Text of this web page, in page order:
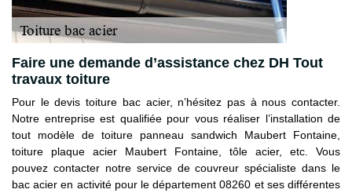
Faire une demande d’assistance chez DH Tout
travaux toiture
Pour le devis toiture bac acier, n’hésitez pas à nous contacter.
Notre entreprise est qualifiée pour vous réaliser l’installation de
tout modèle de toiture panneau sandwich Maubert Fontaine,
toiture plaque acier Maubert Fontaine, tôle acier, etc. Vous
pouvez contacter notre service de couvreur spécialiste dans le
bac acier en activité pour le département 08260 et ses différentes